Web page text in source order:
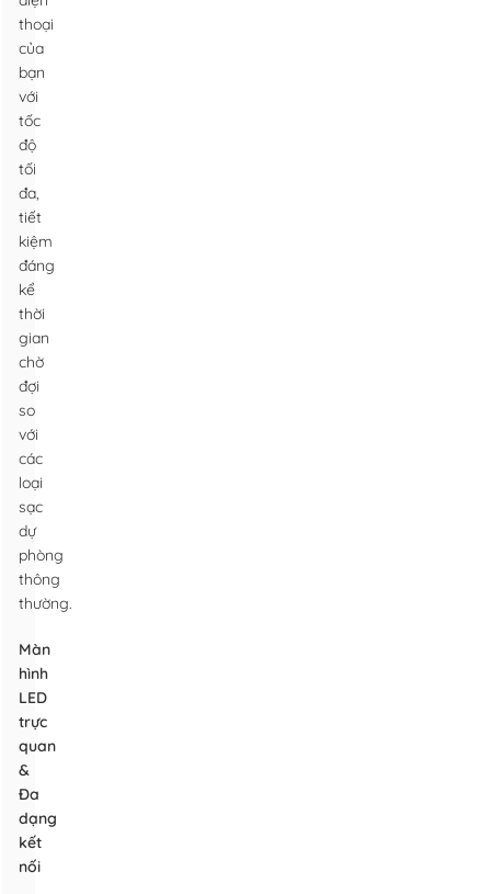
thoại
của
bạn
với
tốc
độ
tối
đa,
tiết
kiệm
đáng
kể
thời
gian
chờ
đợi
so
với
các
loại
sạc
dự
phòng
thông
thường.
Màn
hình
LED
trực
quan
&
Đa
dạng
kết
nối